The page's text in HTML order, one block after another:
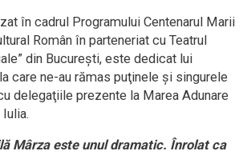
în cadrul Programului Centenarul Marii
Român în parteneriat cu Teatrul
din Bucureşti, este dedicat lui
care ne-au rămas puţinele şi singurele
delegaţiile prezente la Marea Adunare
Mârza este unul dramatic. Înrolat ca